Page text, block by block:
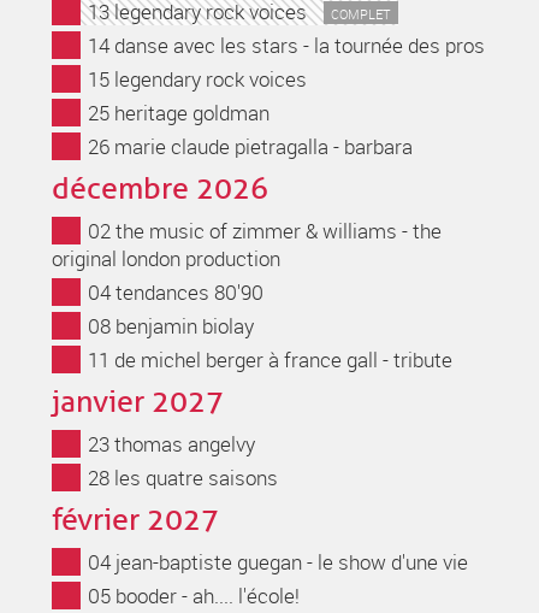
13 legendary rock voices
COMPLET
14 danse avec les stars - la tournée des pros
15 legendary rock voices
25 heritage goldman
26 marie claude pietragalla - barbara
décembre 2026
02 the music of zimmer & williams - the
original london production
04 tendances 80'90
08 benjamin biolay
11 de michel berger à france gall - tribute
janvier 2027
23 thomas angelvy
28 les quatre saisons
février 2027
04 jean-baptiste guegan - le show d'une vie
05 booder - ah.... l'école!